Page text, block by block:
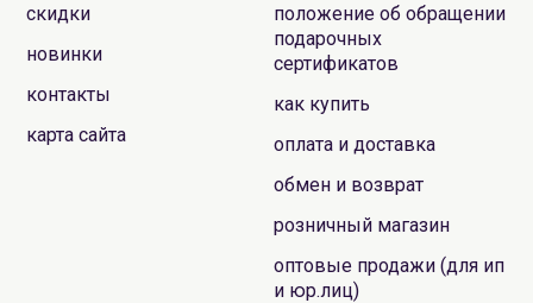
скидки
новинки
контакты
карта сайта
положение об обращении
подарочных
сертификатов
как купить
оплата и доставка
обмен и возврат
розничный магазин
оптовые продажи (для ип
и юр.лиц)